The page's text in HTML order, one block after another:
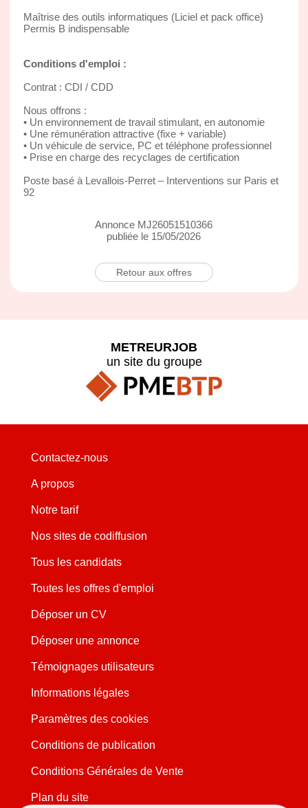
Maîtrise des outils informatiques (Liciel et pack office)
Permis B indispensable
Conditions d'emploi :
Contrat : CDI / CDD
Nous offrons :
• Un environnement de travail stimulant, en autonomie
• Une rémunération attractive (fixe + variable)
• Un véhicule de service, PC et téléphone professionnel
• Prise en charge des recyclages de certification
Poste basé à Levallois-Perret – Interventions sur Paris et
92
Annonce MJ26051510366
publiée le 15/05/2026
Retour aux offres
METREURJOB
un site du groupe
Contactez-nous
A propos
Notre tarif
Nos sites de codiffusion
Tous les candidats
Toutes les offres d'emploi
Déposer un CV
Déposer une annonce
Témoignages utilisateurs
Informations légales
Paramètres des cookies
Conditions de publication
Conditions Générales de Vente
Plan du site